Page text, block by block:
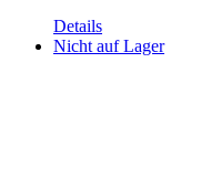
Details
Nicht auf Lager